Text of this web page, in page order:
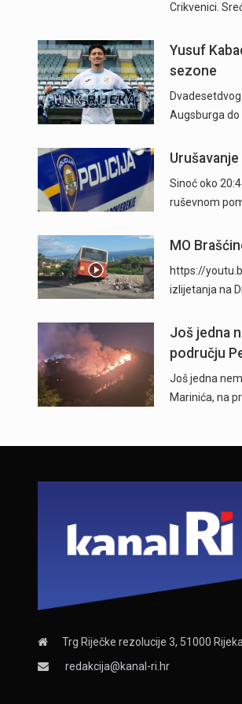
Crikvenici.
Yusuf
sezone
Augsburga do
Sinoć oko
ruševnom
MO
https://
izlijetanja na
Još jedna
području
Još jedna
Marinića, na
Trg Riječke rezolucije 3, 51000 Rijeka
redakcija@kanal-ri.hr